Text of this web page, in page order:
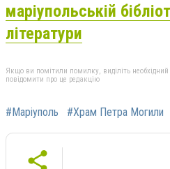
маріупольській
літератури
Якщо ви помітили помилку, виділіть
повідомити про це редакцію
#Маріуполь #Храм Петра Могили